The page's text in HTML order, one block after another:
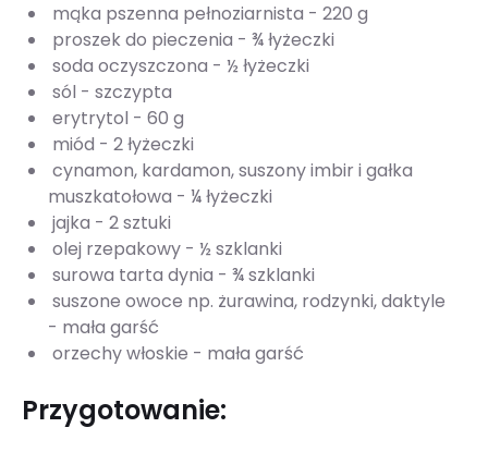
mąka pszenna pełnoziarnista - 220 g
proszek do pieczenia - ¾ łyżeczki
soda oczyszczona - ½ łyżeczki
sól - szczypta
erytrytol - 60 g
miód - 2 łyżeczki
cynamon, kardamon, suszony imbir i gałka
muszkatołowa - ¼ łyżeczki
jajka - 2 sztuki
olej rzepakowy - ½ szklanki
surowa tarta dynia - ¾ szklanki
suszone owoce np. żurawina, rodzynki, daktyle
- mała garść
orzechy włoskie - mała garść
Przygotowanie: